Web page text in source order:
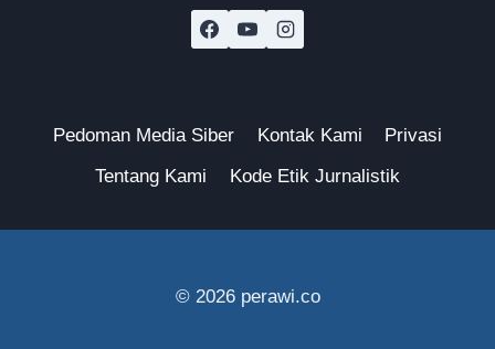
MILITER
UNTUK
JAWA
Pedoman Media Siber Kontak Kami
Privasi
Tentang Kami
Kode Etik Jurnalistik
© 2026 perawi.co